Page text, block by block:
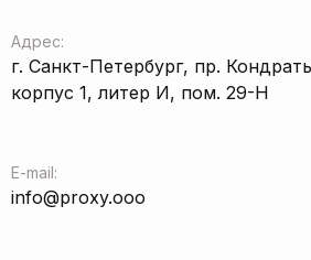
Адрес:
г. Санкт-Петербург, пр.
корпус 1, литер И, пом. 29-Н
E-mail:
info@proxy.ooo